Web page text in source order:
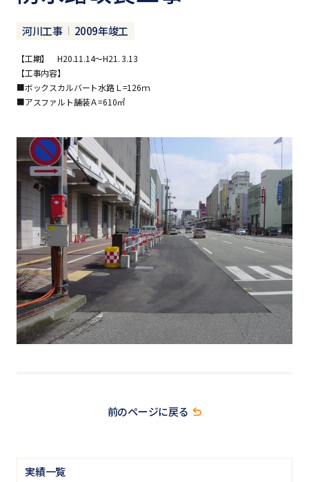
実績一覧
河川工事 2009年竣工
【工期】 H20.11.14～H21. 3.13
【工事内容】
■ボックスカルバート水路Ｌ=126ｍ
■アスファルト舗装Ａ=610㎡
前のページに戻る